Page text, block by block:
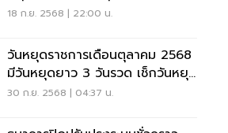
หยุดยาว
18 ก.ย. 2568 | 22:00 น.
วันหยุดราชการเดือนตุลาคม 2568
มีวันหยุดยาว 3 วันรวด เช็กวันหยุด
ที่นี่
30 ก.ย. 2568 | 04:37 น.